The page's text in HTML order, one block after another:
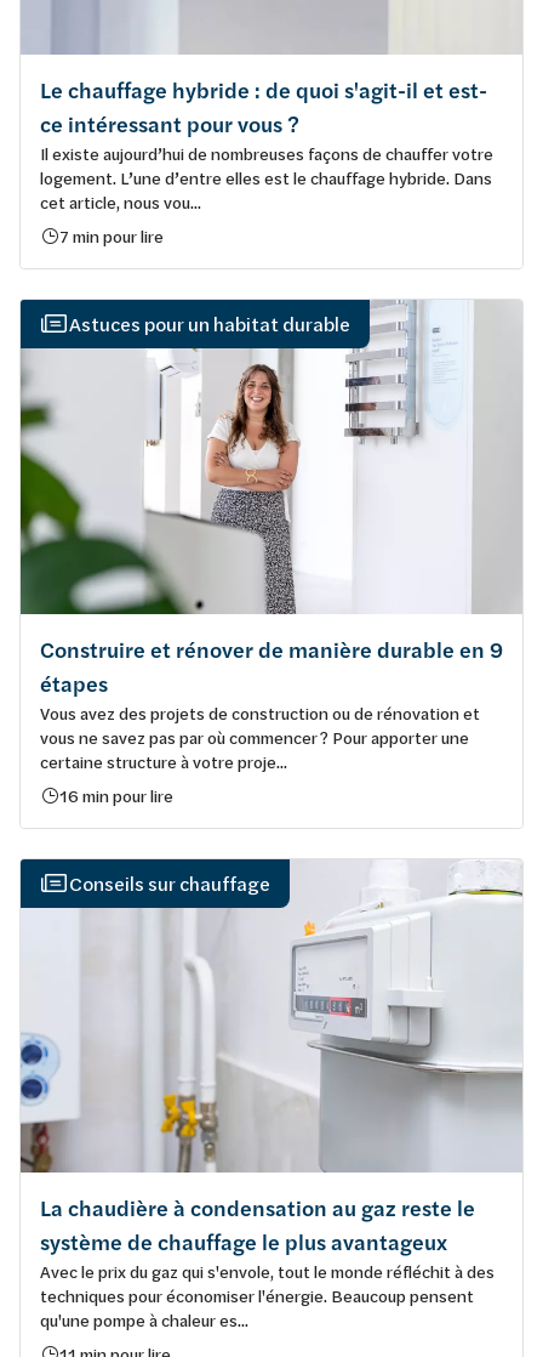
Le chauffage hybride : de quoi s'agit-il et est-
ce intéressant pour vous ?
Il existe aujourd’hui de nombreuses façons de chauffer votre
logement. L’une d’entre elles est le chauffage hybride. Dans
cet article, nous vou...
7 min pour lire
Astuces pour un habitat durable
Construire et rénover de manière durable en 9
étapes
Vous avez des projets de construction ou de rénovation et
vous ne savez pas par où commencer ? Pour apporter une
certaine structure à votre proje...
16 min pour lire
Conseils sur chauffage
La chaudière à condensation au gaz reste le
système de chauffage le plus avantageux
Avec le prix du gaz qui s'envole, tout le monde réfléchit à des
techniques pour économiser l'énergie. Beaucoup pensent
qu'une pompe à chaleur es...